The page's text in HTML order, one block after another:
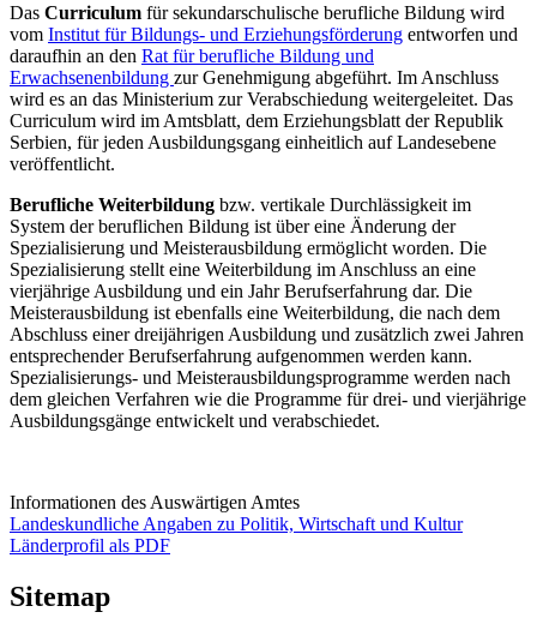
Das Curriculum für sekundarschulische berufliche Bildung wird
vom Institut für Bildungs- und Erziehungsförderung entworfen und
daraufhin an den Rat für berufliche Bildung und
Erwachsenenbildung zur Genehmigung abgeführt. Im Anschluss
wird es an das Ministerium zur Verabschiedung weitergeleitet. Das
Curriculum wird im Amtsblatt, dem Erziehungsblatt der Republik
Serbien, für jeden Ausbildungsgang einheitlich auf Landesebene
veröffentlicht.
Berufliche Weiterbildung bzw. vertikale Durchlässigkeit im
System der beruflichen Bildung ist über eine Änderung der
Spezialisierung und Meisterausbildung ermöglicht worden. Die
Spezialisierung stellt eine Weiterbildung im Anschluss an eine
vierjährige Ausbildung und ein Jahr Berufserfahrung dar. Die
Meisterausbildung ist ebenfalls eine Weiterbildung, die nach dem
Abschluss einer dreijährigen Ausbildung und zusätzlich zwei Jahren
entsprechender Berufserfahrung aufgenommen werden kann.
Spezialisierungs- und Meisterausbildungsprogramme werden nach
dem gleichen Verfahren wie die Programme für drei- und vierjährige
Ausbildungsgänge entwickelt und verabschiedet.
Informationen des Auswärtigen Amtes
Landeskundliche Angaben zu Politik, Wirtschaft und Kultur
Länderprofil als PDF
Sitemap